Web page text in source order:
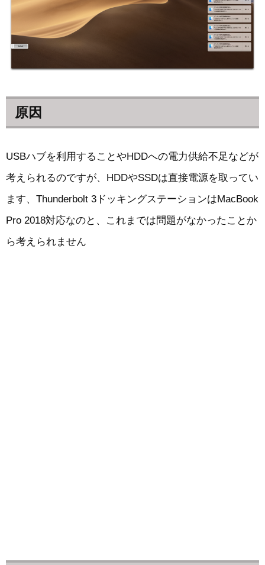
原因
USBハブを利用することやHDDへの電力供給不足などが
考えられるのですが、HDDやSSDは直接電源を取ってい
ます、Thunderbolt 3ドッキングステーションはMacBook
Pro 2018対応なのと、これまでは問題がなかったことか
ら考えられません